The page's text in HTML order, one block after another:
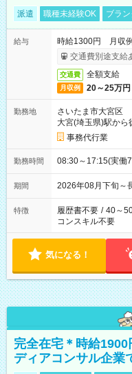
派遣 職種未経験OK ブラ
給与
時給1300円 月収
交通費別途支給
交通費 全額支給
月収例 20～25万円
勤務地
さいたま市大宮区
大宮(埼玉県)駅から
事務代行業
勤務時間 08:30～17:15(実
期間 2026年08月下旬
特徴 履歴書不要 / 40～
コンスキル不要
気になる！
完全在宅＊時給
ディアコンサル企業